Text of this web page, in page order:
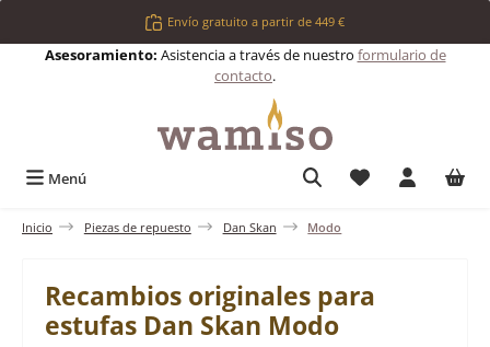
Saltar al contenido principalEnvío gratuito a partir de 449 €
Asesoramiento: Asistencia a través de nuestro formulario de
contacto.
Menú Tienes 0
Inicio Piezas de repuesto Dan Skan Modo
Recambios originales para
estufas Dan Skan Modo